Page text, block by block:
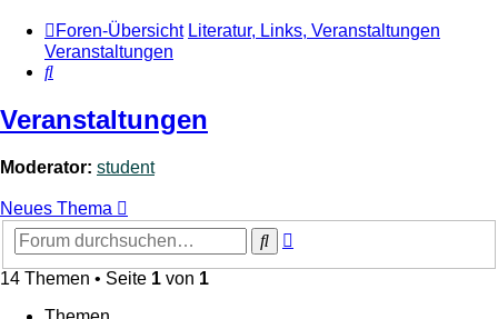
Foren-Übersicht Literatur, Links, Veranstaltungen
Veranstaltungen
Suche
Veranstaltungen
Moderator: student
Neues Thema
Suche
14 Themen • Seite 1 von 1